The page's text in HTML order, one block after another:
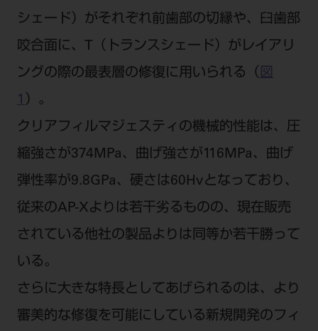
シェード）がそれぞれ前歯部の切縁や、臼歯部
咬合面に、T（トランスシェード）がレイアリ
ングの際の最表層の修復に用いられる（ 図
1 ）。
クリアフィルマジェスティの機械的性能は、圧
縮強さが374MPa、曲げ強さが116MPa、曲げ
弾性率が9.8GPa、硬さは60Hvとなっており、
従来のAP-Xよりは若干劣るものの、現在販売
されている他社の製品よりは同等か若干勝って
いる。
さらに大きな特長としてあげられるのは、より
審美的な修復を可能にしている新規開発のフィ